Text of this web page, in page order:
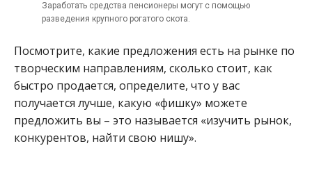
Заработать средства пенсионеры могут с помощью
разведения крупного рогатого скота.
Посмотрите, какие предложения есть на рынке по
творческим направлениям, сколько стоит, как
быстро продается, определите, что у вас
получается лучше, какую «фишку» можете
предложить вы – это называется «изучить рынок,
конкурентов, найти свою нишу».